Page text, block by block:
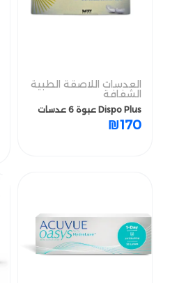
العدسات اللاصقة الطبية
الشفافة
Dispo Plus عبوة 6 عدسات
₪170
الشفافة
Dispo Plus عبوة 6 عدسات
₪170